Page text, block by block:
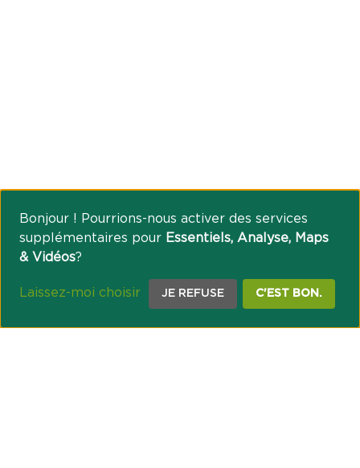
Bonjour ! Pourrions-nous activer des services
supplémentaires pour Essentiels, Analyse, Maps
& Vidéos?
Laissez-moi choisir JE REFUSE C'EST BON.